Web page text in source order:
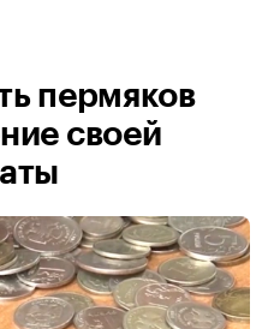
пермяков
своей